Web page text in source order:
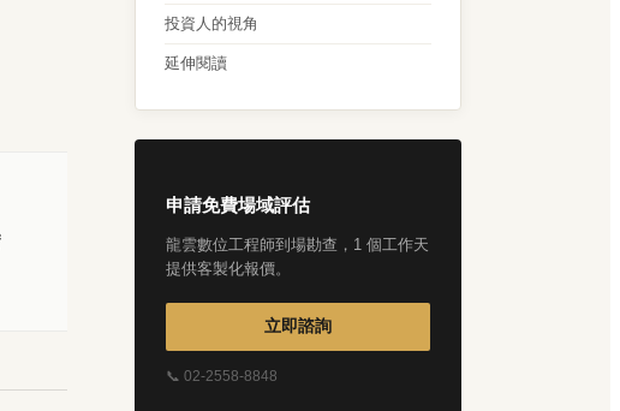
投資人的視角
延伸閱讀
申請免費場域評估
龍雲數位工程師到場勘查，1 個工作天
提供客製化報價。
立即諮詢
📞 02-2558-8848